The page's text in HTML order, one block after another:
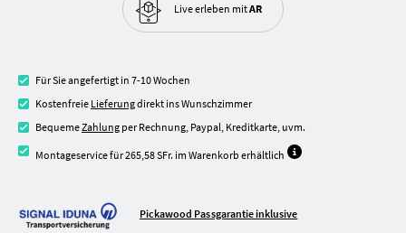
Live erleben mitAR
Für Sie angefertigt in 7-10 Wochen
Kostenfreie Lieferungdirekt ins Wunschzimmer
BequemeZahlung per Rechnung, Paypal, Kreditkarte, uvm.
Montageservice für 265,58 SFr. im Warenkorb erhältlich
Pickawood Passgarantie inklusive